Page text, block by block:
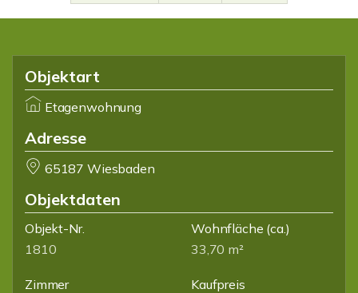
Objektart
Etagenwohnung
Adresse
65187 Wiesbaden
Objektdaten
Objekt-Nr.
1810
Wohnfläche (ca.)
33,70 m²
Zimmer
Kaufpreis